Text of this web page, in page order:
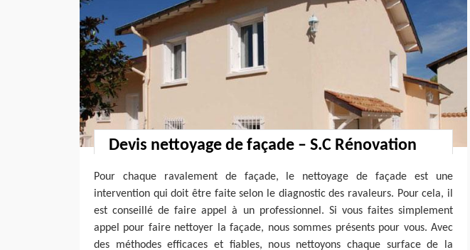
Devis nettoyage de façade – S.C Rénovation
Pour chaque ravalement de façade, le nettoyage de façade est une
intervention qui doit être faite selon le diagnostic des ravaleurs. Pour cela, il
est conseillé de faire appel à un professionnel. Si vous faites simplement
appel pour faire nettoyer la façade, nous sommes présents pour vous. Avec
des méthodes efficaces et fiables, nous nettoyons chaque surface de la